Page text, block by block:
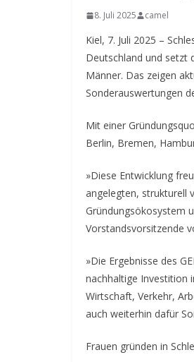
8. Juli 2025 camel
Kiel, 7. Juli 2025 –
Deutschland und setzt
Männer. Das zeigen
Sonderauswertungen
Mit einer
Berlin, Bremen,
»Diese Entwicklung
angelegten, strukturell
Gründungsökosystem
Vorstandsvorsitzende
»Die Ergebnisse des
nachhaltige Investition
Wirtschaft, Verkehr,
auch weiterhin dafür
Frauen gründen in